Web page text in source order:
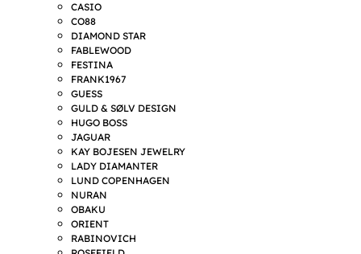
CASIO
CO88
DIAMOND STAR
FABLEWOOD
FESTINA
FRANK1967
GUESS
GULD & SØLV DESIGN
HUGO BOSS
JAGUAR
KAY BOJESEN JEWELRY
LADY DIAMANTER
LUND COPENHAGEN
NURAN
OBAKU
ORIENT
RABINOVICH